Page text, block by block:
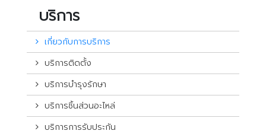
บริการ
เกี่ยวกับการบริการ
บริการติดตั้ง
บริการบำรุงรักษา
บริการชิ้นส่วนอะไหล่
บริการการรับประกัน